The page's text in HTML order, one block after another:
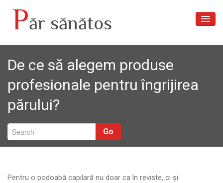
Păr sănătos
Acasă
Articole
Despre noi
Tratamente păr
Galerie foto
Contact
De ce să alegem produse
profesionale pentru îngrijirea
părului?
Go
Pentru o podoabă capilară nu doar ca în reviste, ci și